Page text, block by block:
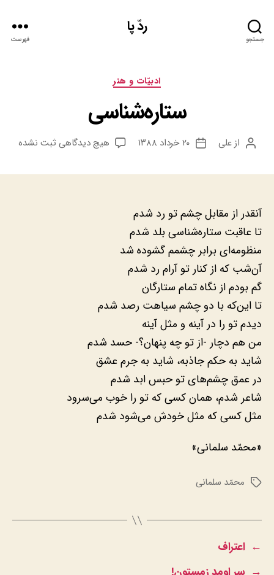
جستجو
ردّ پا
فهرست
دسته‌ها
ادبيّات و هنر
ستاره‌شناسی
نویسنده
ازعلی
تاریخ
۲۰ خرداد ۱۳۸۸ هیچ دیدگاهی برای
ثبت نشده
آنقدر از مقابل چشم تو رد شدم
تا عاقبت ستاره‌شناسی بلد شدم
منظومه‌ای برابر چشمم گشوده شد
آن‌شب که از کنار تو آرام رد شدم
گم بودم از نگاه تمام ستارگان
تا این‌که با دو چشم سیاهت رصد شدم
دیدم تو را در آینه و مثل آینه
من هم دچار -از تو چه پنهان؟- حسد شدم
شاید به حکم جاذبه، شاید به جرم عشق
در عمق چشم‌های تو حبس ابد شدم
شاعر شدم، همان کسی که تو را خوب می‌سرود
مثل کسی که مثل خودش می‌شود شدم
«محمّد سلمانی»
برچسب‌هامحمّد سلمانی
← اعتراف